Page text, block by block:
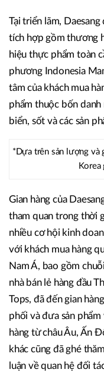
Tại triển lãm,
tích hợp gồm thương
hiệu thực phẩm toàn
phương Indonesia
tâm của khách mua
phẩm thuộc bốn
biển, sốt và các sản
*Dựa trên sản lượng và
Gian hàng của
tham quan trong thời
nhiều cơ hội kinh
với khách mua hàng
Nam Á, bao gồm
nhà bán lẻ hàng đầu
Tops, đã đến gian
phối và đưa sản
hàng từ châu Âu, Ấn
khác cũng đã ghé
luận về quan hệ đối